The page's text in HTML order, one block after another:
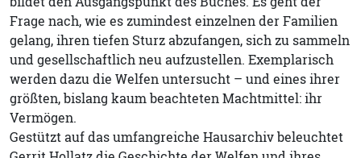
Frage nach, wie es zumindest einzelnen der Familien
gelang, ihren tiefen Sturz abzufangen, sich zu sammeln
und gesellschaftlich neu aufzustellen. Exemplarisch
werden dazu die Welfen untersucht – und eines ihrer
größten, bislang kaum beachteten Machtmittel: ihr
Vermögen.
Gestützt auf das umfangreiche Hausarchiv beleuchtet